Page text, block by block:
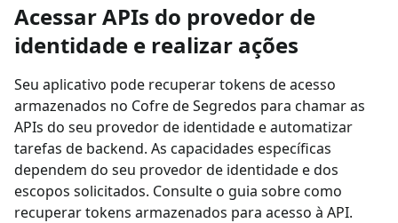
Acessar APIs do provedor de
identidade e realizar ações
Seu aplicativo pode recuperar tokens de acesso
armazenados no Cofre de Segredos para chamar as
APIs do seu provedor de identidade e automatizar
tarefas de backend. As capacidades específicas
dependem do seu provedor de identidade e dos
escopos solicitados. Consulte o guia sobre como
recuperar tokens armazenados para acesso à API.